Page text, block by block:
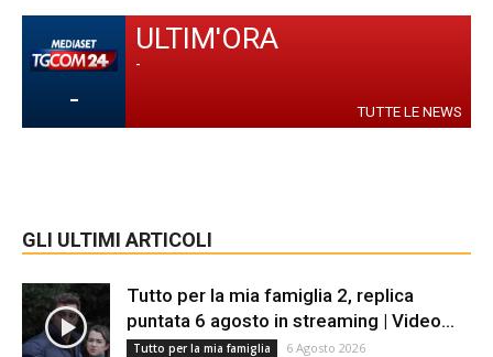
-
ULTIM'ORA
-
TUTTE LE NEWS
GLI ULTIMI ARTICOLI
Tutto per la mia famiglia 2, replica
puntata 6 agosto in streaming | Video...
Tutto per la mia famiglia 6 Agosto 2026